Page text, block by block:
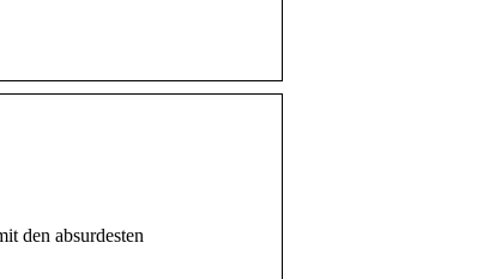
den absurdesten